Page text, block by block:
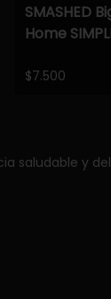
SMASHED
Home
$7.500
saludable y